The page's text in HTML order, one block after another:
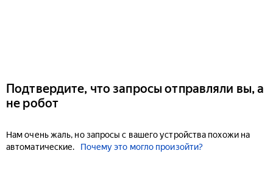
Подтвердите, что запросы отправляли вы, а
не робот
Нам очень жаль, но запросы с вашего устройства похожи на
автоматические.
Почему это могло произойти?